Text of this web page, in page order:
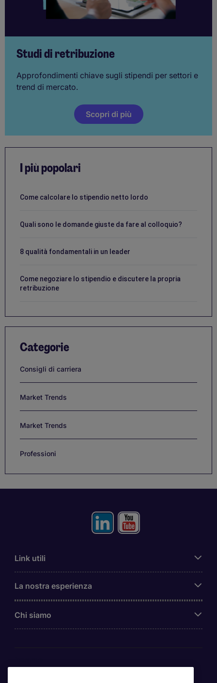
Studi di retribuzione
Approfondimenti chiave sugli stipendi per settori e
trend di mercato.
Scopri di più
I più popolari
Come calcolare lo stipendio netto lordo
Quali sono le domande giuste da fare al colloquio?
8 qualità fondamentali in un leader
Come negoziare lo stipendio e discutere la propria
retribuzione
Categorie
Consigli di carriera
Market Trends
Market Trends
Professioni
Link utili
La nostra esperienza
Chi siamo